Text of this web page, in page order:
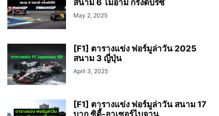
สนาม 6 ไมอามี กรังด์ปรีซ์
May 2, 2025
[F1] ตารางแข่ง ฟอร์มูล่าวัน 2025
สนาม 3 ญี่ปุ่น
April 3, 2025
[F1] ตารางแข่ง ฟอร์มูล่าวัน สนาม 17
บากู ซิตี้-อาเซอร์ไบจาน